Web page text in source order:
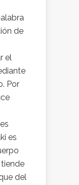
de
el
Por
es
del